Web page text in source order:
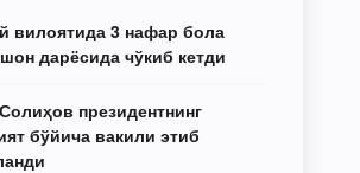
вилоятида 3 нафар бола
дарёсида чўкиб кетди
президентнинг
бўйича вакили этиб